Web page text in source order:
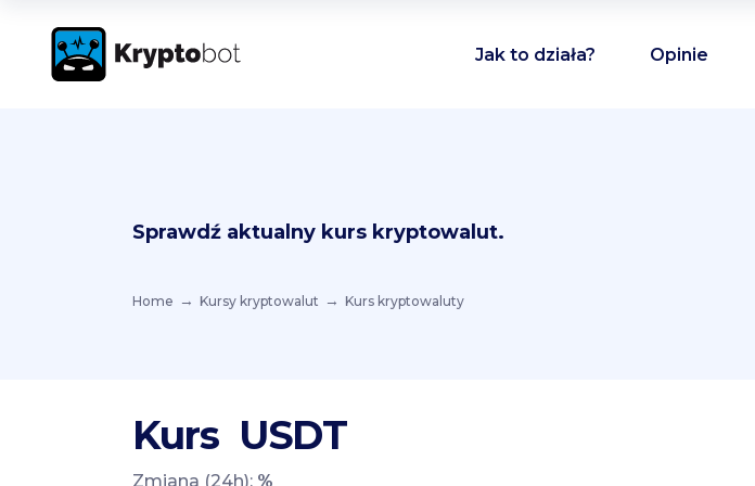
Jak to działa? Opinie
Sprawdź aktualny kurs kryptowalut.
Home Kursy kryptowalut Kurs kryptowaluty
Kurs USDT
Zmiana (24h): %